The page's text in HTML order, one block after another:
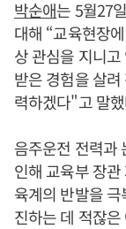
박순애는 5월27
대해 “교육현장
상 관심을 지니
받은 경험을 살
력하겠다"고 말
음주운전 전력과
인해 교육부 장
육계의 반발을 극
진하는 데 적잖